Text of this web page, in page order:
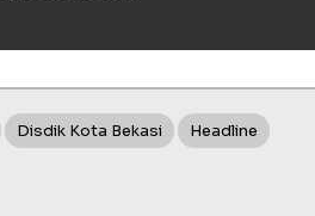
Disdik Kota Bekasi Headline